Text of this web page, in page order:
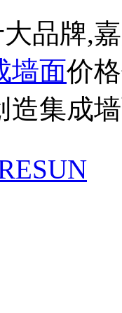
品牌,
墙面价
造集成